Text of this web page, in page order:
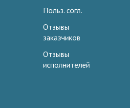
Польз. согл.
Отзывы
заказчиков
Отзывы
исполнителей